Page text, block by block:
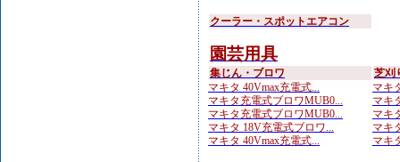
クーラー・スポットエアコン
園芸用具
集じん・ブロワ
マキタ 40Vmax充電式...
マキタ充電式ブロワMUB0...
マキタ充電式ブロワMUB0...
マキタ 18V充電式ブロワ...
マキタ 40Vmax充電式...
芝刈
マキ
マキ
マキ
マキ
マキ